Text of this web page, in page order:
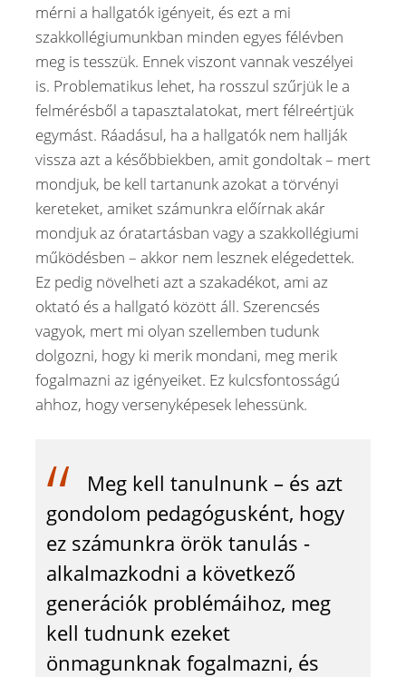
mérni a hallgatók igényeit, és ezt a mi
szakkollégiumunkban minden egyes félévben
meg is tesszük. Ennek viszont vannak veszélyei
is. Problematikus lehet, ha rosszul szűrjük le a
felmérésből a tapasztalatokat, mert félreértjük
egymást. Ráadásul, ha a hallgatók nem hallják
vissza azt a későbbiekben, amit gondoltak – mert
mondjuk, be kell tartanunk azokat a törvényi
kereteket, amiket számunkra előírnak akár
mondjuk az óratartásban vagy a szakkollégiumi
működésben – akkor nem lesznek elégedettek.
Ez pedig növelheti azt a szakadékot, ami az
oktató és a hallgató között áll. Szerencsés
vagyok, mert mi olyan szellemben tudunk
dolgozni, hogy ki merik mondani, meg merik
fogalmazni az igényeiket. Ez kulcsfontosságú
ahhoz, hogy versenyképesek lehessünk.
Meg kell tanulnunk – és azt
gondolom pedagógusként, hogy
ez számunkra örök tanulás -
alkalmazkodni a következő
generációk problémáihoz, meg
kell tudnunk ezeket
önmagunknak fogalmazni, és